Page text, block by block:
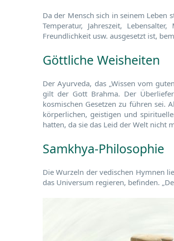
Da der Mensch sich in seinem Leben
Temperatur, Jahreszeit,
Freundlichkeit usw. ausgesetzt ist,
Göttliche Weisheiten
Der Ayurveda, das „Wissen vom
gilt der Gott Brahma. Der
kosmischen Gesetzen zu führen sei.
körperlichen, geistigen und
hatten, da sie das Leid der Welt nicht
Samkhya-Philosophie
Die Wurzeln der vedischen Hymnen
das Universum regieren, befinden.